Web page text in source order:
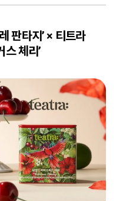
판타지’ × 티트라
체리’